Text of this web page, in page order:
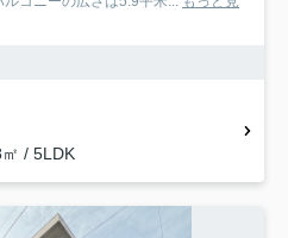
/ 5LDK